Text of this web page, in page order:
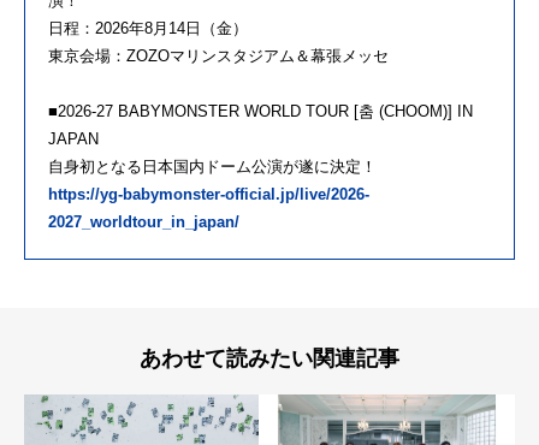
日程：2026年8月14日（金）
東京会場：ZOZOマリンスタジアム＆幕張メッセ
■2026-27 BABYMONSTER WORLD TOUR [춤 (CHOOM)] IN
JAPAN
自身初となる日本国内ドーム公演が遂に決定！
https://yg-babymonster-official.jp/live/2026-
2027_worldtour_in_japan/
あわせて読みたい関連記事